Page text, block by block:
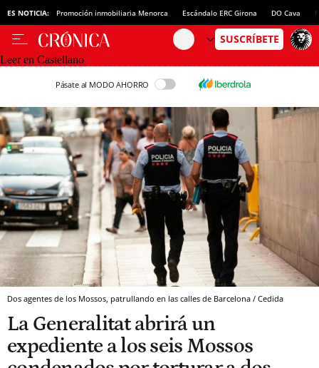
ES NOTICIA: Promoción inmobiliaria Menorca Escándalo ERC Girona DO Cava
Leer en Castellano
Pásate al MODO AHORRO
Dos agentes de los Mossos, patrullando en las calles de Barcelona / Cedida
La Generalitat abrirá un
expediente a los seis Mossos